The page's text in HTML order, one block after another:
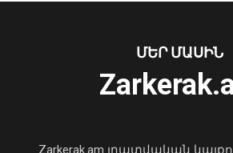
08 Օգոստոս, 2026 23:01
Ուկրաինայի Գերագույն Ռադայի
նախագահը շնորհավորել է ՀՀ ԱԺ
ՄԵՐ ՄԱՍԻՆ
Zarkerak.am լրատվական